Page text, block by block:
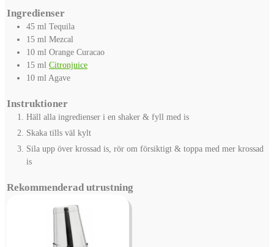
Ingredienser
45 ml Tequila
15 ml Mezcal
10 ml Orange Curacao
15 ml Citronjuice
10 mlAgave
Instruktioner
Häll alla ingredienser i en shaker & fyll med is
Skaka tills väl kylt
Sila upp över krossad is, rör om försiktigt & toppa med mer krossad
is
Rekommenderad utrustning